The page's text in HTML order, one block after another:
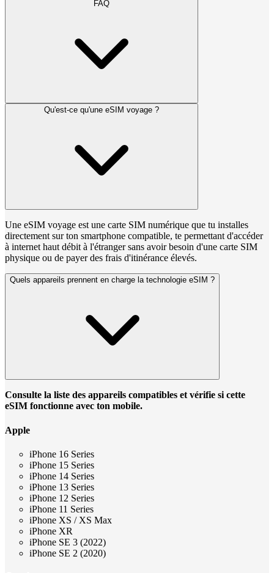
FAQ
Qu'est-ce qu'une eSIM voyage ?
Une eSIM voyage est une carte SIM numérique que tu installes
directement sur ton smartphone compatible, te permettant d'accéder
à internet haut débit à l'étranger sans avoir besoin d'une carte SIM
physique ou de payer des frais d'itinérance élevés.
Quels appareils prennent en charge la technologie eSIM ?
Consulte la liste des appareils compatibles et vérifie si cette
eSIM fonctionne avec ton mobile.
Apple
iPhone 16 Series
iPhone 15 Series
iPhone 14 Series
iPhone 13 Series
iPhone 12 Series
iPhone 11 Series
iPhone XS / XS Max
iPhone XR
iPhone SE 3 (2022)
iPhone SE 2 (2020)